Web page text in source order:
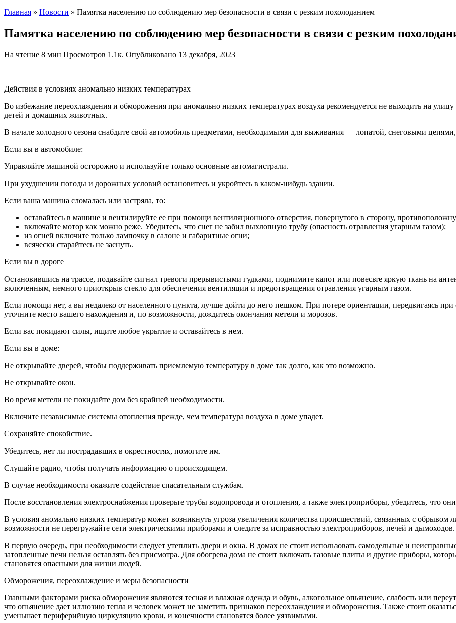
Главная » Новости » Памятка населению по соблюдению мер безопасности в связи с резким похолоданием
Памятка населению по соблюдению мер безопасности в связи с резким
На чтение 8 мин Просмотров 1.1к. Опубликовано 13 декабря, 2023
Действия в условиях аномально низких температурах
Во избежание переохлаждения и обморожения при аномально низких температурах воздуха рекомендуется не выходить на
детей и домашних животных.
В начале холодного сезона снабдите свой автомобиль предметами, необходимыми для выживания — лопатой, снеговыми
Если вы в автомобиле:
Управляйте машиной осторожно и используйте только основные автомагистрали.
При ухудшении погоды и дорожных условий остановитесь и укройтесь в каком-нибудь здании.
Если ваша машина сломалась или застряла, то:
оставайтесь в машине и вентилируйте ее при помощи вентиляционного отверстия, повернутого в сторону,
включайте мотор как можно реже. Убедитесь, что снег не забил выхлопную трубу (опасность отравления угарным газом);
из огней включите только лампочку в салоне и габаритные огни;
всячески старайтесь не заснуть.
Если вы в дороге
Остановившись на трассе, подавайте сигнал тревоги прерывистыми гудками, поднимите капот или повесьте яркую ткань на
включенным, немного приоткрыв стекло для обеспечения вентиляции и предотвращения отравления угарным газом.
Если помощи нет, а вы недалеко от населенного пункта, лучше дойти до него пешком. При потере ориентации, передвигаясь
уточните место вашего нахождения и, по возможности, дождитесь окончания метели и морозов.
Если вас покидают силы, ищите любое укрытие и оставайтесь в нем.
Если вы в доме:
Не открывайте дверей, чтобы поддерживать приемлемую температуру в доме так долго, как это возможно.
Не открывайте окон.
Во время метели не покидайте дом без крайней необходимости.
Включите независимые системы отопления прежде, чем температура воздуха в доме упадет.
Сохраняйте спокойствие.
Убедитесь, нет ли пострадавших в окрестностях, помогите им.
Слушайте радио, чтобы получать информацию о происходящем.
В случае необходимости окажите содействие спасательным службам.
После восстановления электроснабжения проверьте трубы водопровода и отопления, а также электроприборы, убедитесь, что
В условия аномально низких температур может возникнуть угроза увеличения количества происшествий, связанных с обрывом
возможности не перегружайте сети электрическими приборами и следите за исправностью электроприборов, печей и дымоходов.
В первую очередь, при необходимости следует утеплить двери и окна. В домах не стоит использовать самодельные и
затопленные печи нельзя оставлять без присмотра. Для обогрева дома не стоит включать газовые плиты и другие приборы,
становятся опасными для жизни людей.
Обморожения, переохлаждение и меры безопасности
Главными факторами риска обморожения являются тесная и влажная одежда и обувь, алкогольное опьянение, слабость или
что опьянение дает иллюзию тепла и человек может не заметить признаков переохлаждения и обморожения. Также стоит
уменьшает периферийную циркуляцию крови, и конечности становятся более уязвимыми.